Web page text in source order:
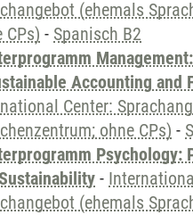
(ehemals
CPs) - Spanisch B2
Accounting and
Center:
ohne CPs) -
Psychology:
-
(ehemals